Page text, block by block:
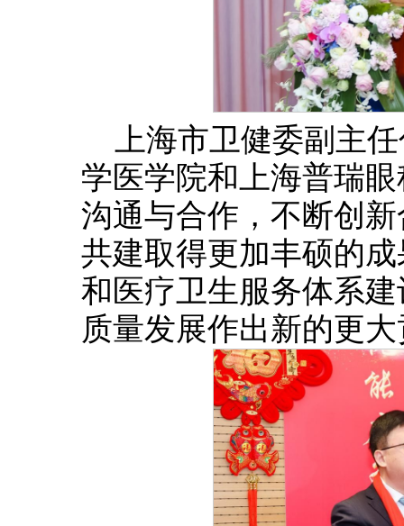
上海市卫健委副主
学医学院和上海普瑞
沟通与合作，不断创
共建取得更加丰硕的
和医疗卫生服务体系
质量发展作出新的更